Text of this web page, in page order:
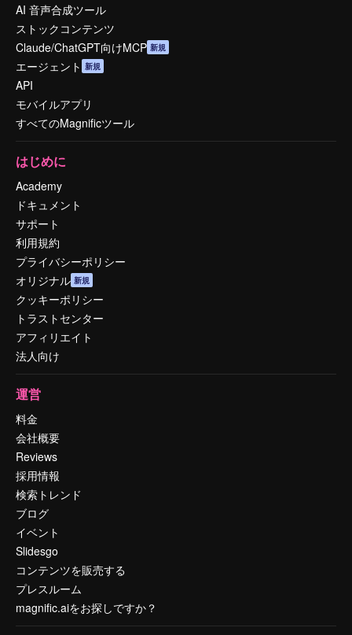
AI 音声合成ツール
ストックコンテンツ
Claude/ChatGPT向けMCP 新規
エージェント 新規
API
モバイルアプリ
すべてのMagnificツール
はじめに
Academy
ドキュメント
サポート
利用規約
プライバシーポリシー
オリジナル 新規
クッキーポリシー
トラストセンター
アフィリエイト
法人向け
運営
料金
会社概要
Reviews
採用情報
検索トレンド
ブログ
イベント
Slidesgo
コンテンツを販売する
プレスルーム
magnific.aiをお探しですか？